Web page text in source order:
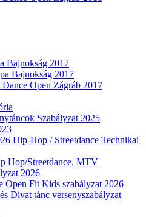
Bajnokság 2017
Bajnokság 2017
Open Zágráb 2017
Szabályzat 2025
Hip-Hop / Streetdance Technikai
Hop/Streetdance, MTV
2026
Open Fit Kids szabályzat 2026
Divat tánc versenyszabályzat